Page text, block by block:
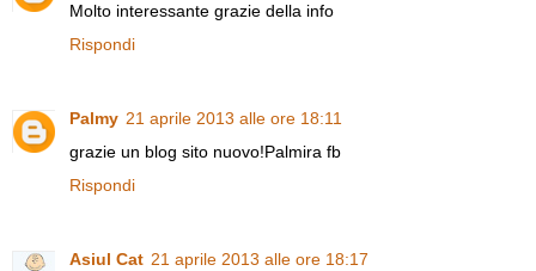
Molto interessante grazie della info
Rispondi
Palmy 21 aprile 2013 alle ore 18:11
grazie un blog sito nuovo!Palmira fb
Rispondi
Asiul Cat 21 aprile 2013 alle ore 18:17